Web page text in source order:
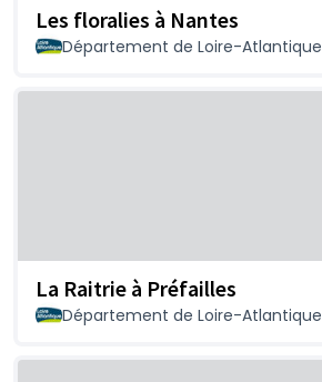
Les floralies à Nantes
Département de Loire-Atlantique
La Raitrie à Préfailles
Département de Loire-Atlantique